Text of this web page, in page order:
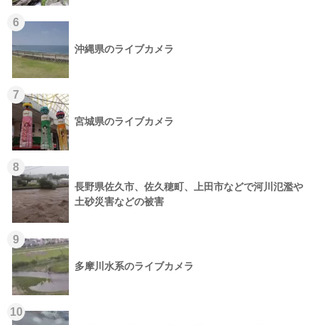
6
沖縄県のライブカメラ
7
宮城県のライブカメラ
8
長野県佐久市、佐久穂町、上田市などで河川氾濫や
土砂災害などの被害
9
多摩川水系のライブカメラ
10